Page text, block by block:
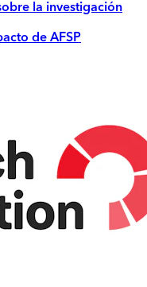
la investigación
de AFSP